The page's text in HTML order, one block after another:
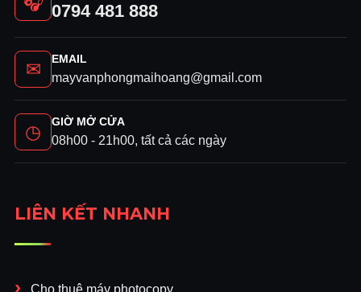
Website:
0794 481 888
✉ EMAIL
mayvanphongmaihoang@gmail.com
◷ GIỜ MỞ CỬA
08h00 - 21h00, tất cả các ngày
LIÊN KẾT NHANH